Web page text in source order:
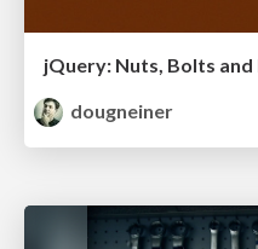
jQuery: Nuts, Bolts and
dougneiner